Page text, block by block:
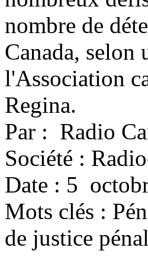
nombre de
Canada, selon
l'Association
Regina.
Par : Radio
Société :
Date : 5
Mots clés :
de justice